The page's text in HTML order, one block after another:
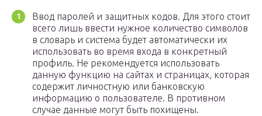
Ввод паролей и защитных кодов. Для этого стоит
всего лишь ввести нужное количество символов
в словарь и система будет автоматически их
использовать во время входа в конкретный
профиль. Не рекомендуется использовать
данную функцию на сайтах и страницах, которая
содержит личностную или банковскую
информацию о пользователе. В противном
случае данные могут быть похищены.